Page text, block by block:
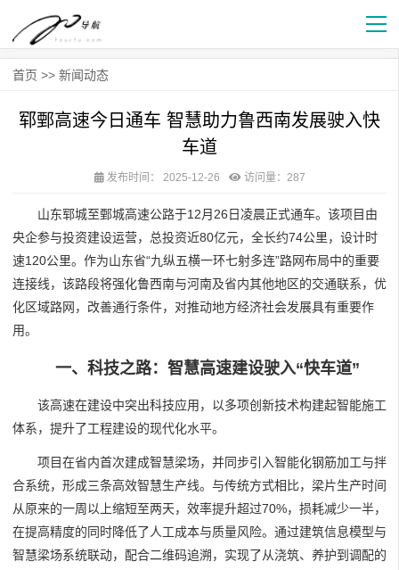
首页 >> 新闻动态
郓鄄高速今日通车 智慧助力鲁西南发展驶入快
车道
发布时间： 2025-12-26 访问量：287
山东郓城至鄄城高速公路于12月26日凌晨正式通车。该项目由
央企参与投资建设运营，总投资近80亿元，全长约74公里，设计时
速120公里。作为山东省“九纵五横一环七射多连”路网布局中的重要
连接线，该路段将强化鲁西南与河南及省内其他地区的交通联系，优
化区域路网，改善通行条件，对推动地方经济社会发展具有重要作
用。
一、科技之路：智慧高速建设驶入“快车道”
该高速在建设中突出科技应用，以多项创新技术构建起智能施工
体系，提升了工程建设的现代化水平。
项目在省内首次建成智慧梁场，并同步引入智能化钢筋加工与拌
合系统，形成三条高效智慧生产线。与传统方式相比，梁片生产时间
从原来的一周以上缩短至两天，效率提升超过70%，损耗减少一半，
在提高精度的同时降低了人工成本与质量风险。通过建筑信息模型与
智慧梁场系统联动，配合二维码追溯，实现了从浇筑、养护到调配的